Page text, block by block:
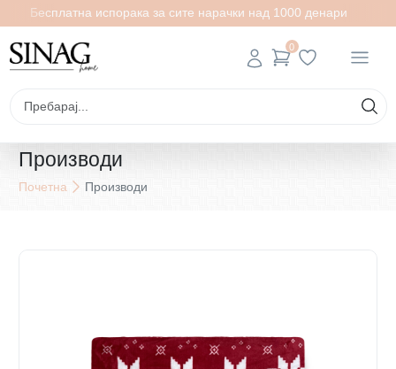
Бесплатна испорака за сите нарачки над 1000 денари
0
Производи
Почетна Производи